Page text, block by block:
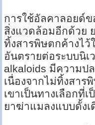
การใช้อัลคาลอยด์ข
สิ่งแวดล้อมอีกด้วย
ทิ้งสารพิษตกค้างไว้
อันตรายต่อระบบนิเ
alkaloids มีความป
เนื่องจากไม่ทิ้งสาร
เขาเป็นทางเลือกที่
ยาฆ่าแมลงแบบดั้งเ